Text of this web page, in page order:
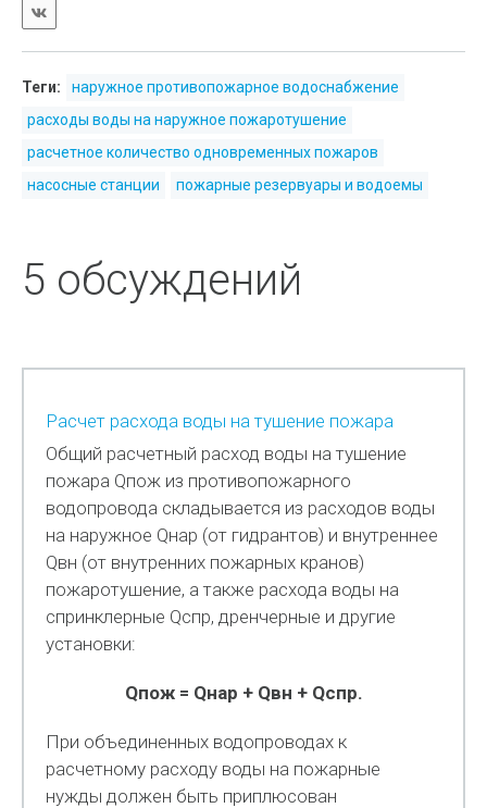
энергетики (здания и сооружения тепловых
и гидравлических электростанций,
районных котельных (станций)
теплоснабжения, стационарных
газотурбинных, парогазовых и дизельных
электростанций, электросетевых
установлены соответствующими
нормативными документами.
разработке специальных технических
источников наружного противопожарного
водоснабжения
Теги:
наружное противопожарное водоснабжение
расходы воды на наружное пожаротушение
расчетное количество одновременных пожаров
насосные станции
пожарные резервуары и водоемы
5 обсуждений
Расчет расхода воды на тушение пожара
Общий расчетный расход воды на тушение
пожара Qпож из противопожарного
водопровода складывается из расходов воды
на наружное Qнар (от гидрантов) и внутреннее
Qвн (от внутренних пожарных кранов)
пожаротушение, а также расхода воды на
спринклерные Qспр, дренчерные и другие
установки:
Qпож = Qнар + Qвн + Qспр.
При объединенных водопроводах к
расчетному расходу воды на пожарные
нужды должен быть приплюсован